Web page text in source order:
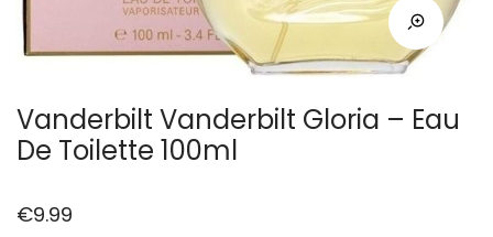
Vanderbilt Vanderbilt Gloria – Eau
De Toilette 100ml
€9.99